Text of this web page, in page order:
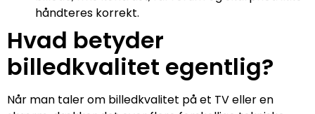
håndteres korrekt.
Hvad betyder
billedkvalitet egentlig?
Når man taler om billedkvalitet på et TV eller en